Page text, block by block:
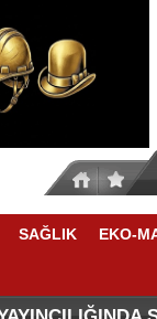
SAĞLIK EKO-